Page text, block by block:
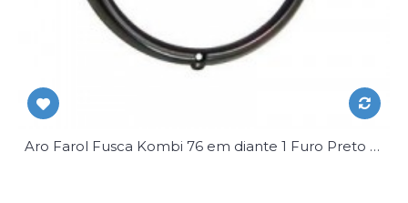
Aro Farol Fusca Kombi 76 em diante 1 Furo Preto Par